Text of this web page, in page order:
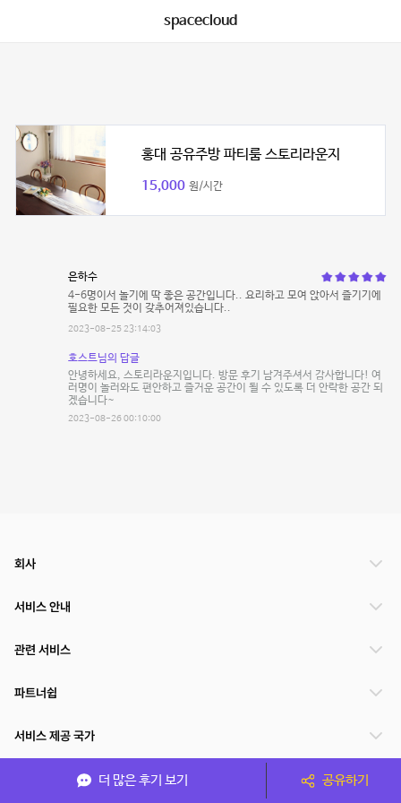
spacecloud
홍대 공유주방 파티룸 스토리라운지
15,000 원/시간
은하수
4-6명이서 놀기에 딱 좋은 공간입니다.. 요리하고 모여 앉아서 즐기기에
필요한 모든 것이 갖추어져있습니다..
2023-08-25 23:14:03
호스트님의 답글
안녕하세요, 스토리라운지입니다. 방문 후기 남겨주셔서 감사합니다! 여
러명이 놀러와도 편안하고 즐거운 공간이 될 수 있도록 더 안락한 공간 되
겠습니다~
2023-08-26 00:10:00
더 많은 후기 보기 공유하기
회사
서비스 안내
관련 서비스
파트너쉽
서비스 제공 국가